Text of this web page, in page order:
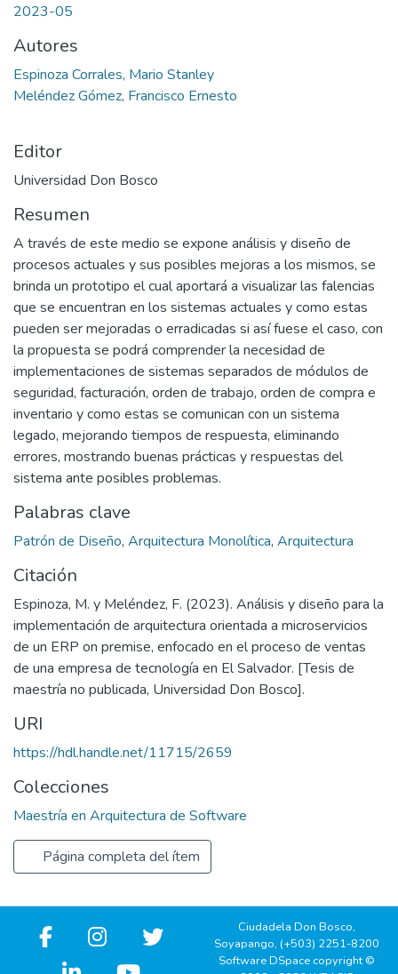
2023-05
Autores
Espinoza Corrales, Mario Stanley
Meléndez Gómez, Francisco Ernesto
Editor
Universidad Don Bosco
Resumen
A través de este medio se expone análisis y diseño de
procesos actuales y sus posibles mejoras a los mismos, se
brinda un prototipo el cual aportará a visualizar las falencias
que se encuentran en los sistemas actuales y como estas
pueden ser mejoradas o erradicadas si así fuese el caso, con
la propuesta se podrá comprender la necesidad de
implementaciones de sistemas separados de módulos de
seguridad, facturación, orden de trabajo, orden de compra e
inventario y como estas se comunican con un sistema
legado, mejorando tiempos de respuesta, eliminando
errores, mostrando buenas prácticas y respuestas del
sistema ante posibles problemas.
Palabras clave
Patrón de Diseño, Arquitectura Monolítica, Arquitectura
Citación
Espinoza, M. y Meléndez, F. (2023). Análisis y diseño para la
implementación de arquitectura orientada a microservicios
de un ERP on premise, enfocado en el proceso de ventas
de una empresa de tecnología en El Salvador. [Tesis de
maestría no publicada, Universidad Don Bosco].
URI
https://hdl.handle.net/11715/2659
Colecciones
Maestría en Arquitectura de Software
Página completa del ítem
Ciudadela Don Bosco,
Soyapango, (+503) 2251-8200
Software DSpace copyright ©